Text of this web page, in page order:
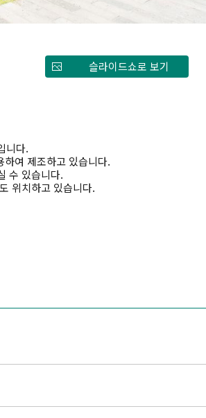
슬라이드쇼로 보기
니다.
여 제조하고 있습니다.
수 있습니다.
위치하고 있습니다.